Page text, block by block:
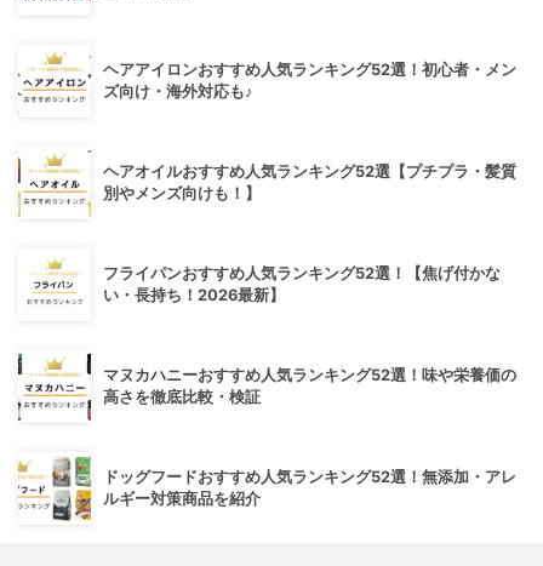
ヘアアイロンおすすめ人気ランキング52選！初心者・メン
ズ向け・海外対応も♪
ヘアオイルおすすめ人気ランキング52選【プチプラ・髪質
別やメンズ向けも！】
フライパンおすすめ人気ランキング52選！【焦げ付かな
い・長持ち！2026最新】
マヌカハニーおすすめ人気ランキング52選！味や栄養価の
高さを徹底比較・検証
ドッグフードおすすめ人気ランキング52選！無添加・アレ
ルギー対策商品を紹介